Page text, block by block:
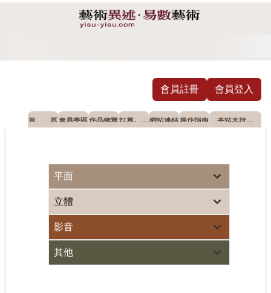
會員註冊 會員登入
首 頁 會員專區 作品總覽 打賞、摸 網站連結 操作指南 本站支持推
平面
立體
影音
其他